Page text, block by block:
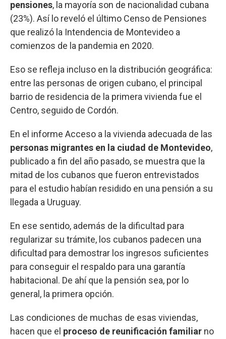
pensiones, la mayoría son de nacionalidad cubana
(23%). Así lo reveló el último Censo de Pensiones
que realizó la Intendencia de Montevideo a
comienzos de la pandemia en 2020.
Eso se refleja incluso en la distribución geográfica:
entre las personas de origen cubano, el principal
barrio de residencia de la primera vivienda fue el
Centro, seguido de Cordón.
En el informe Acceso a la vivienda adecuada de las
personas migrantes en la ciudad de Montevideo,
publicado a fin del año pasado, se muestra que la
mitad de los cubanos que fueron entrevistados
para el estudio habían residido en una pensión a su
llegada a Uruguay.
En ese sentido, además de la dificultad para
regularizar su trámite, los cubanos padecen una
dificultad para demostrar los ingresos suficientes
para conseguir el respaldo para una garantía
habitacional. De ahí que la pensión sea, por lo
general, la primera opción.
Las condiciones de muchas de esas viviendas,
hacen que el proceso de reunificación familiar no